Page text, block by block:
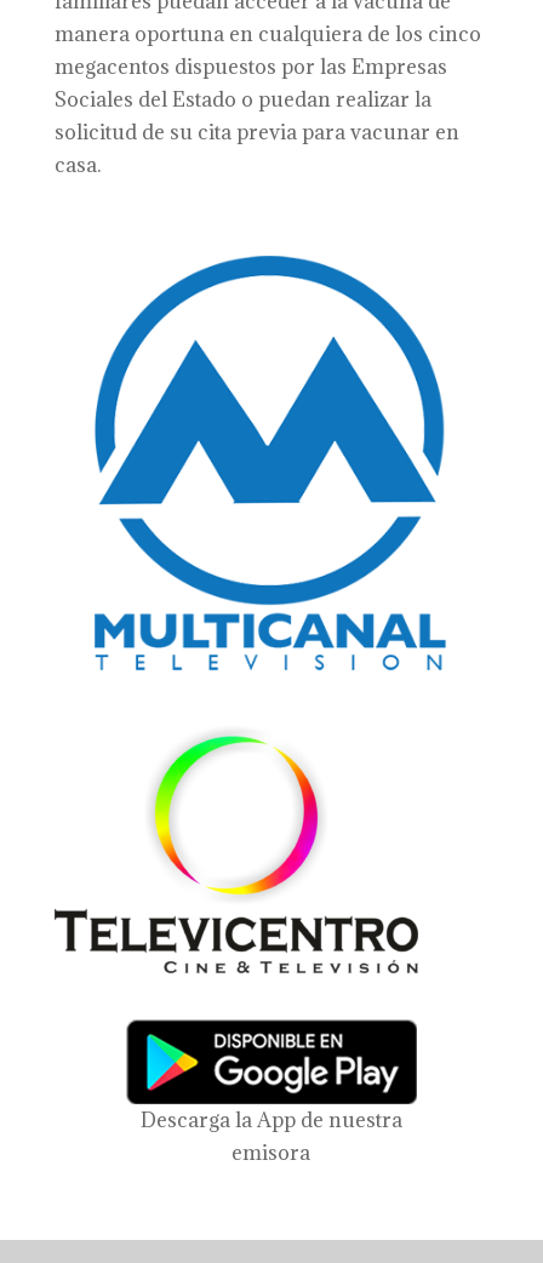
manera oportuna en cualquiera de los cinco
megacentos dispuestos por las Empresas
Sociales del Estado o puedan realizar la
solicitud de su cita previa para vacunar en
casa.
Descarga la App de nuestra
emisora